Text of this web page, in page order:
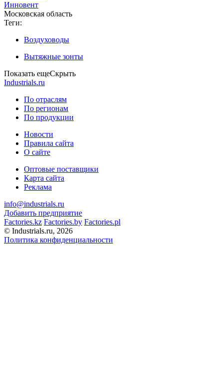
Инновент
Московская область
Теги:
Воздуховоды
Вытяжные зонты
Показать ещеСкрыть
Industrials.ru
По отраслям
По регионам
По продукции
Новости
Правила сайта
О сайте
Оптовые поставщики
Карта сайта
Реклама
info@industrials.ru
Добавить предприятие
Factories.kz Factories.by Factories.pl
© Industrials.ru, 2026
Политика конфиденциальности